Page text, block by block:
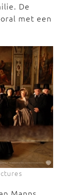
De
met een
Manns